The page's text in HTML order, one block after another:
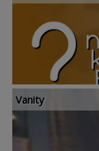
Vanity